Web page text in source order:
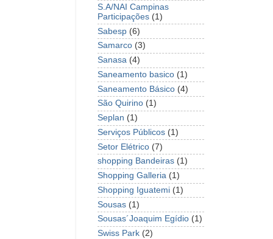
S.A/NAI Campinas
Participações (1)
Sabesp (6)
Samarco (3)
Sanasa (4)
Saneamento basico (1)
Saneamento Básico (4)
São Quirino (1)
Seplan (1)
Serviços Públicos (1)
Setor Elétrico (7)
shopping Bandeiras (1)
Shopping Galleria (1)
Shopping Iguatemi (1)
Sousas (1)
Sousas´Joaquim Egídio (1)
Swiss Park (2)